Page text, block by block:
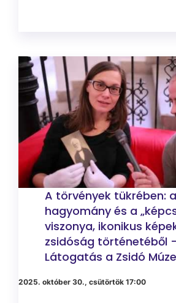
A törvények tükrében: a
hagyomány és a
viszonya, ikonikus
zsidóság történetéből
Látogatás a Zsidó
2025. október 30., csütörtök 17:00